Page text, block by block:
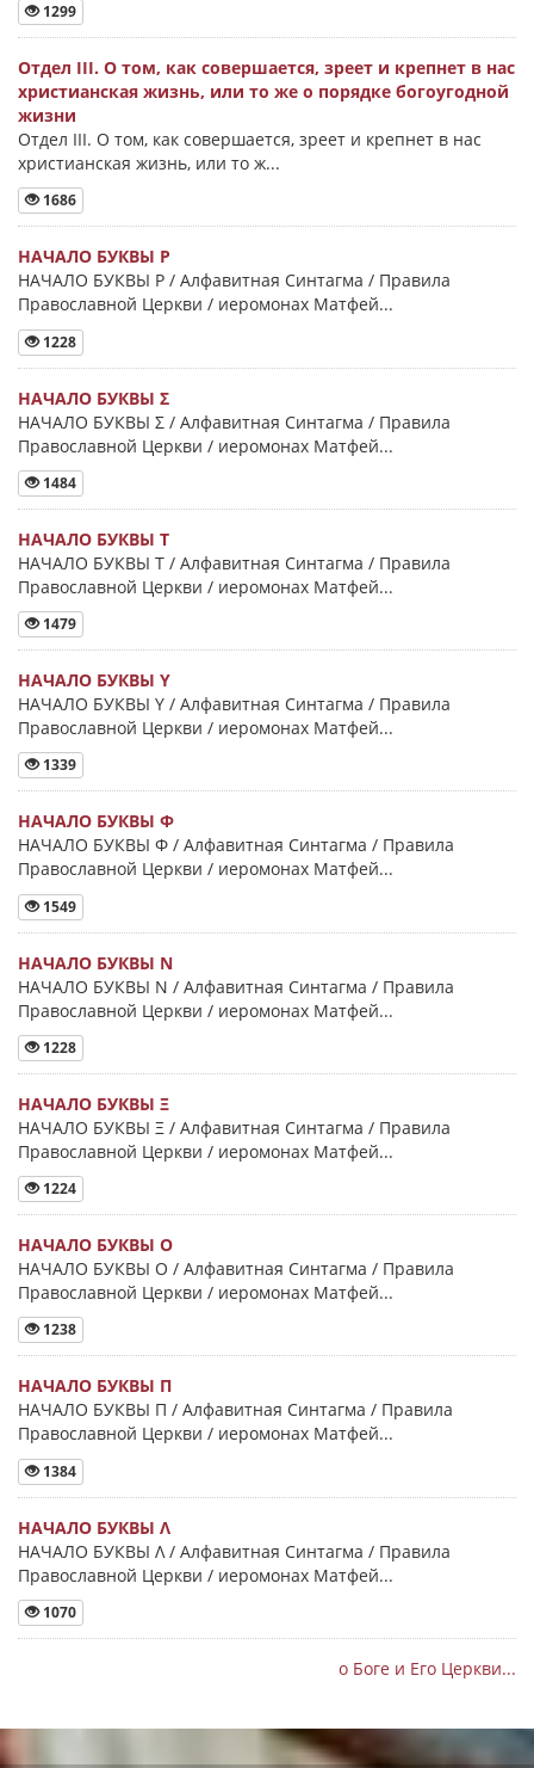
1299
Отдел III. О том, как совершается, зреет и крепнет в нас
христианская жизнь, или то же о порядке богоугодной
жизни
Отдел III. О том, как совершается, зреет и крепнет в нас
христианская жизнь, или то ж...
1686
НАЧАЛО БУКВЫ Ρ
НАЧАЛО БУКВЫ Ρ / Алфавитная Синтагма / Правила
Православной Церкви / иеромонах Матфей...
1228
НАЧАЛО БУКВЫ Σ
НАЧАЛО БУКВЫ Σ / Алфавитная Синтагма / Правила
Православной Церкви / иеромонах Матфей...
1484
НАЧАЛО БУКВЫ Τ
НАЧАЛО БУКВЫ Τ / Алфавитная Синтагма / Правила
Православной Церкви / иеромонах Матфей...
1479
НАЧАЛО БУКВЫ Y
НАЧАЛО БУКВЫ Y / Алфавитная Синтагма / Правила
Православной Церкви / иеромонах Матфей...
1339
НАЧАЛО БУКВЫ Φ
НАЧАЛО БУКВЫ Φ / Алфавитная Синтагма / Правила
Православной Церкви / иеромонах Матфей...
1549
НАЧАЛО БУКВЫ Ν
НАЧАЛО БУКВЫ Ν / Алфавитная Синтагма / Правила
Православной Церкви / иеромонах Матфей...
1228
НАЧАЛО БУКВЫ Ξ
НАЧАЛО БУКВЫ Ξ / Алфавитная Синтагма / Правила
Православной Церкви / иеромонах Матфей...
1224
НАЧАЛО БУКВЫ Ο
НАЧАЛО БУКВЫ Ο / Алфавитная Синтагма / Правила
Православной Церкви / иеромонах Матфей...
1238
НАЧАЛО БУКВЫ Π
НАЧАЛО БУКВЫ Π / Алфавитная Синтагма / Правила
Православной Церкви / иеромонах Матфей...
1384
НАЧАЛО БУКВЫ Λ
НАЧАЛО БУКВЫ Λ / Алфавитная Синтагма / Правила
Православной Церкви / иеромонах Матфей...
1070
о Боге и Его Церкви...